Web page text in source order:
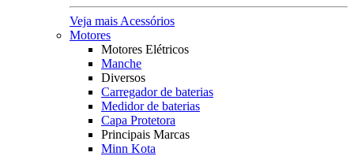
Veja mais Acessórios
Motores
Motores Elétricos
Manche
Diversos
Carregador de baterias
Medidor de baterias
Capa Protetora
Principais Marcas
Minn Kota